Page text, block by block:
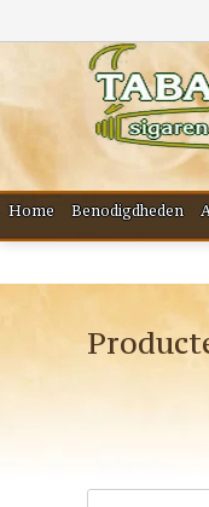
Home Benodigdheden